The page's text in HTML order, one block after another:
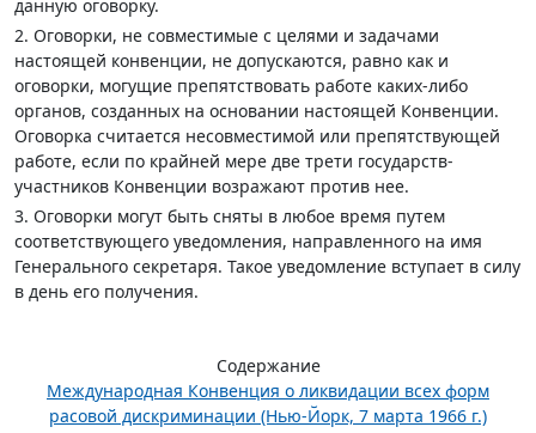
данную оговорку.
2. Оговорки, не совместимые с целями и задачами
настоящей конвенции, не допускаются, равно как и
оговорки, могущие препятствовать работе каких-либо
органов, созданных на основании настоящей Конвенции.
Оговорка считается несовместимой или препятствующей
работе, если по крайней мере две трети государств-
участников Конвенции возражают против нее.
3. Оговорки могут быть сняты в любое время путем
соответствующего уведомления, направленного на имя
Генерального секретаря. Такое уведомление вступает в силу
в день его получения.
Содержание
Международная Конвенция о ликвидации всех форм
расовой дискриминации (Нью-Йорк, 7 марта 1966 г.)